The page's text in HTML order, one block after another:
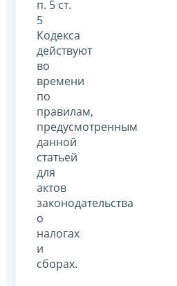
п. 5 ст.
5
Кодекса
действуют
во
времени
по
правилам,
предусмотренным
данной
статьей
для
актов
законодательства
о
налогах
и
сборах.